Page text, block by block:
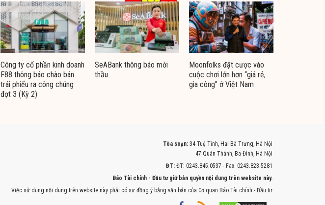
Công ty cổ phần kinh doanh
F88 thông báo chào bán
trái phiếu ra công chúng
đợt 3 (Kỳ 2)
SeABank thông báo mời
thầu
Moonfolks đặt cược vào
cuộc chơi lớn hơn “giá rẻ,
gia công” ở Việt Nam
Tòa soạn: 34 Tuệ Tĩnh, Hai Bà Trưng, Hà Nội
47 Quán Thánh, Ba Đình, Hà Nội
ĐT: ĐT: 0243.845.0537 - Fax: 0243.823.5281
Báo Tài chính - Đầu tư giữ bản quyền nội dung trên website này.
Việc sử dụng nội dung trên website này phải có sự đồng ý bằng văn bản của Cơ quan Báo Tài chính - Đầu tư